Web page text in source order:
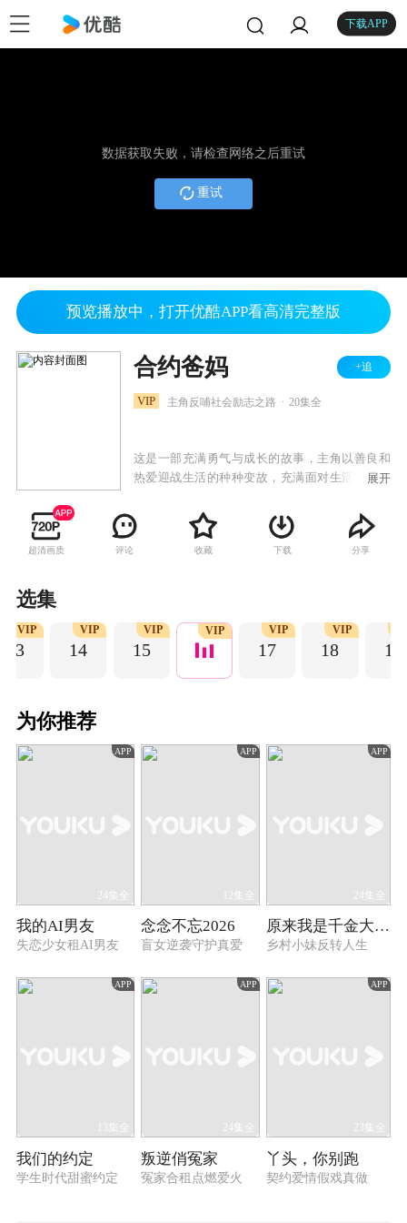
下载APP
数据获取失败，请检查网络之后重试
重试
预览播放中，打开优酷APP看高清完整版
合约爸妈 +追
VIP 主角反哺社会励志之路 20集全
这是一部充满勇气与成长的故事，主角以善良和
热爱迎战生活的种种变故，充满面对生活，迎接
拉开故事构架，在还原真相的过程中，主角始终
保持内心的善良，以不变的初心迎来成长的蜕
变，弘扬新时代女性的坚韧风采。“合约爸妈”在
自身幼年在这个特殊“家庭”得到的关爱，身体力
行地反哺于社会，以建造福利院大楼为目标，踏
路上，找到了生活的真谛，迎来了人生的蜕变。
展开
超清画质 评论 收藏 下载 分享
选集
13
VIP
14
VIP
15
VIP VIP
17
VIP
18
VIP
19
为你推荐
APP
24集全
我的AI男友
失恋少女租AI男友
APP
12集全
念念不忘2026
盲女逆袭守护真爱
APP
24集全
原来我是千金大小姐
乡村小妹反转人生
APP
13集全
我们的约定
学生时代甜蜜约定
APP
24集全
叛逆俏冤家
冤家合租点燃爱火
APP
23集全
丫头，你别跑
契约爱情假戏真做